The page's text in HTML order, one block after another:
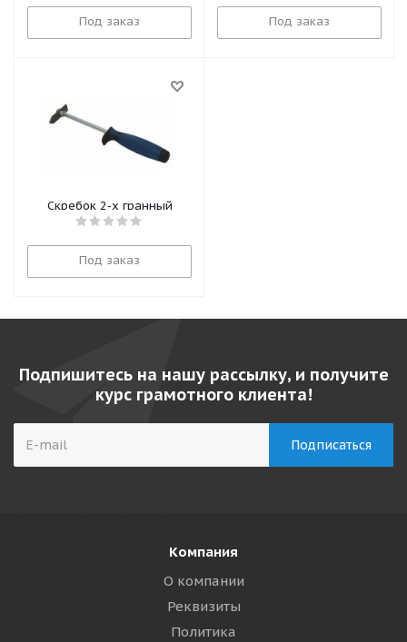
Под заказ Под заказ
Скребок 2-х гранный
Под заказ
Подпишитесь на нашу рассылку, и получите
курс грамотного клиента!
Компания
О компании
Реквизиты
Политика